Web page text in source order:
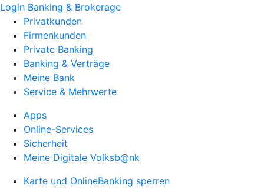
Login Banking & Brokerage
Privatkunden
Firmenkunden
Private Banking
Banking & Verträge
Meine Bank
Service & Mehrwerte
Apps
Online-Services
Sicherheit
Meine Digitale Volksb@nk
Karte und OnlineBanking sperren